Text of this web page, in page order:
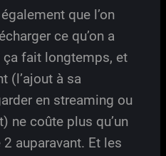
que l’on
ce qu’on a
fait longtemps, et
(l’ajout à sa
en streaming ou
ne coûte plus qu’un
auparavant. Et les